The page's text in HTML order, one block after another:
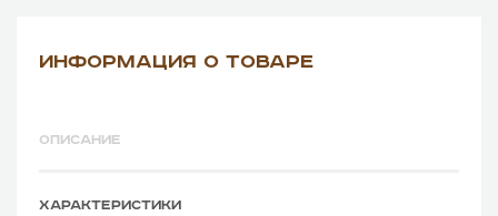
ИНФОРМАЦИЯ О ТОВАРЕ
ОПИСАНИЕ
ХАРАКТЕРИСТИКИ